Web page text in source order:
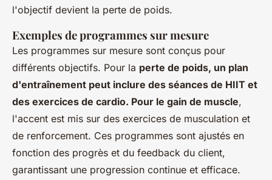
l'objectif devient la perte de poids.
Exemples de programmes sur mesure
Les programmes sur mesure sont conçus pour
différents objectifs. Pour la perte de poids, un plan
d'entraînement peut inclure des séances de HIIT et
des exercices de cardio. Pour le gain de muscle,
l'accent est mis sur des exercices de musculation et
de renforcement. Ces programmes sont ajustés en
fonction des progrès et du feedback du client,
garantissant une progression continue et efficace.